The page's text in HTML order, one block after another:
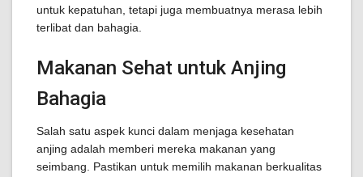
untuk kepatuhan, tetapi juga membuatnya merasa lebih
terlibat dan bahagia.
Makanan Sehat untuk Anjing
Bahagia
Salah satu aspek kunci dalam menjaga kesehatan
anjing adalah memberi mereka makanan yang
seimbang. Pastikan untuk memilih makanan berkualitas